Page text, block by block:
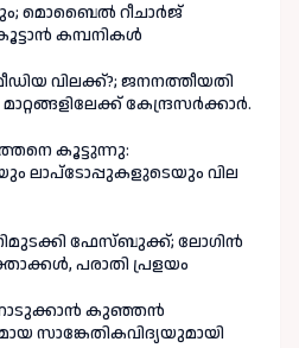
മൊബൈൽ റീചാർജ്
കമ്പനികൾ
വിലക്ക്?; ജനനത്തീയതി
കേന്ദ്രസർക്കാർ.
കൂട്ടുന്നു:
ലാപ്ടോപ്പുകളുടെയും വില
ഫേസ്ബുക്ക്; ലോഗിന്‍
പരാതി പ്രളയം
കുഞ്ഞൻ
സാങ്കേതികവിദ്യയുമായി